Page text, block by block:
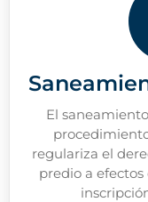
El
regulariza el
predio a